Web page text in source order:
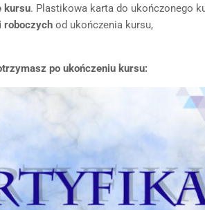
kursu. Plastikowa karta do ukończonego
roboczych od ukończenia kursu,
po ukończeniu kursu: